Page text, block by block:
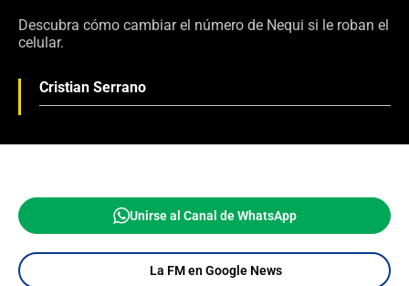
Descubra cómo cambiar el número de Nequi si le roban el
celular.
Cristian Serrano
Unirse al Canal de WhatsApp
La FM en Google News